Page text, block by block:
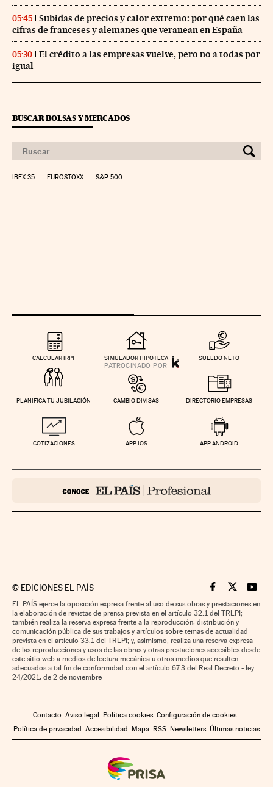
05:45
Subidas de precios y calor extremo: por qué caen las
cifras de franceses y alemanes que veranean en España
05:30
El crédito a las empresas vuelve, pero no a todas por
igual
BUSCAR BOLSAS Y MERCADOS
IBEX 35 EUROSTOXX S&P 500
CALCULAR IRPF SIMULADOR HIPOTECA SUELDO NETO
PLANIFICA TU JUBILACIÓN CAMBIO DIVISAS DIRECTORIO EMPRESAS
COTIZACIONES APP IOS APP ANDROID
© EDICIONES EL PAÍS Cinco Días en
Cinco Días
Cinco
EL PAÍS ejerce la oposición expresa frente al uso de sus obras y prestaciones en
la elaboración de revistas de prensa prevista en el artículo 32.1 del TRLPI;
también realiza la reserva expresa frente a la reproducción, distribución y
comunicación pública de sus trabajos y artículos sobre temas de actualidad
prevista en el artículo 33.1 del TRLPI; y, asimismo, realiza una reserva expresa
de las reproducciones y usos de las obras y otras prestaciones accesibles desde
este sitio web a medios de lectura mecánica u otros medios que resulten
adecuados a tal fin de conformidad con el artículo 67.3 del Real Decreto - ley
24/2021, de 2 de noviembre
Contacto Aviso legal Política cookies Configuración de cookies
Política de privacidad Accesibilidad Mapa RSS Newsletters Últimas noticias